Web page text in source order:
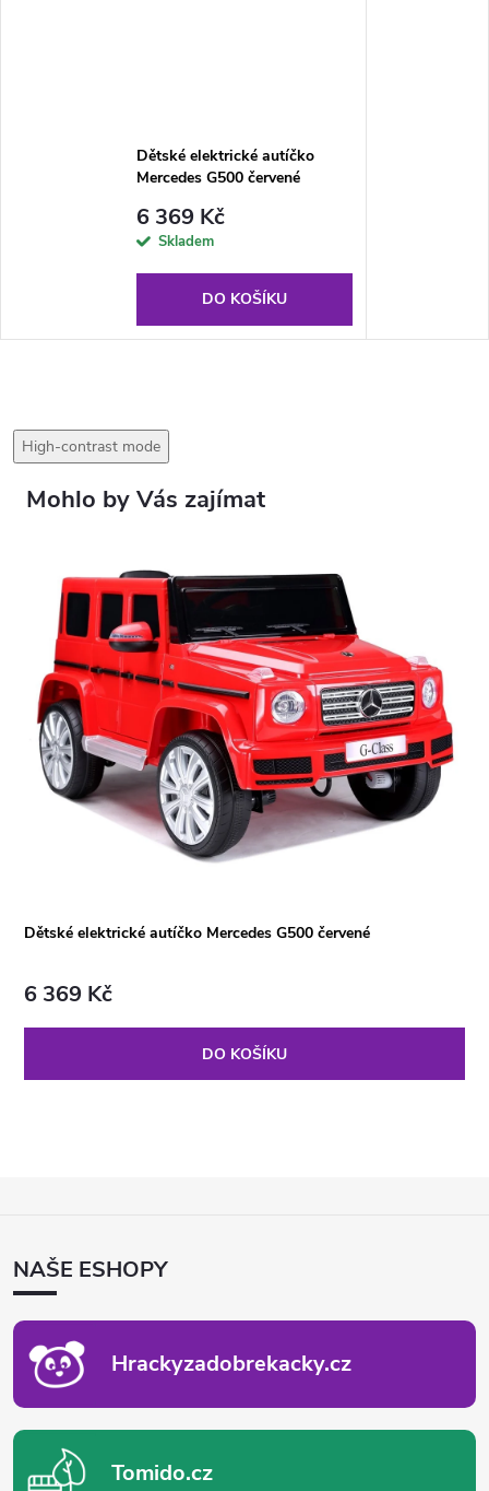
Dětské elektrické autíčko
Mercedes G500 červené
6 369 Kč
Skladem
DO KOŠÍKU
High-contrast mode
Dětské elektrické autíčko Mercedes G500 červené
6 369 Kč
DO KOŠÍKU
ANAŠE ESHOPY
Hrackyzadobrekacky.cz
Tomido.cz